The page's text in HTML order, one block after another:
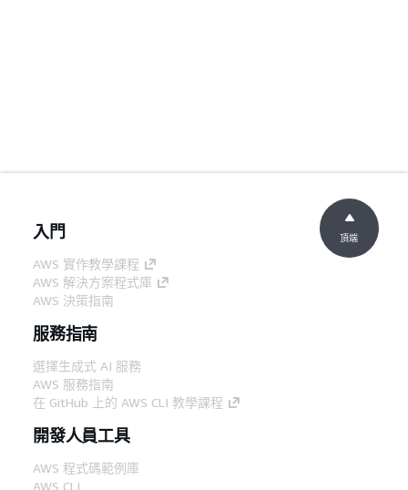
入門
AWS 實作教學課程
AWS 解決方案程式庫
AWS 決策指南
服務指南
選擇生成式 AI 服務
AWS 服務指南
在 GitHub 上的 AWS CLI 教學課程
開發人員工具
AWS 程式碼範例庫
AWS CLI
頂端